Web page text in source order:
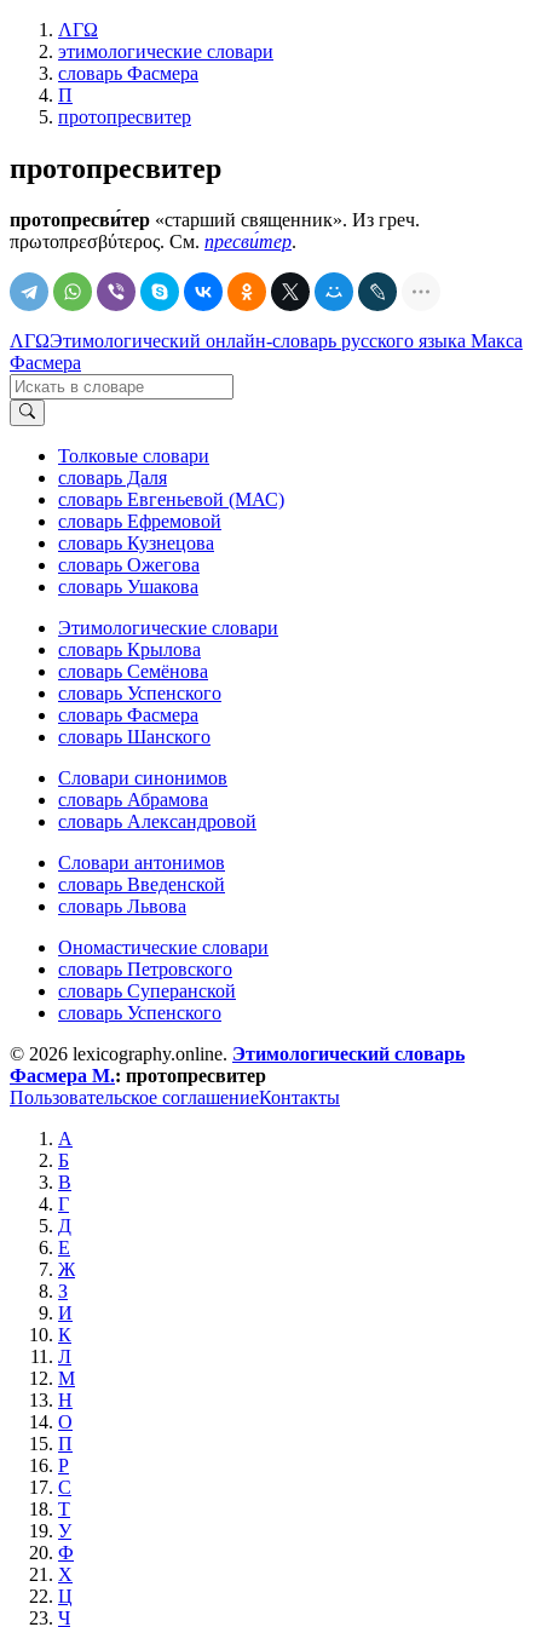
ΛΓΩ
этимологические словари
словарь Фасмера
П
протопресвитер
протопресвитер
протопресви́тер «старший священник». Из греч.
πρωτοπρεσβύτερος. См. пресви́тер.
ΛΓΩЭтимологический онлайн-словарь русского языка Макса
Фасмера
Толковые словари
словарь Даля
словарь Евгеньевой (МАС)
словарь Ефремовой
словарь Кузнецова
словарь Ожегова
словарь Ушакова
Этимологические словари
словарь Крылова
словарь Семёнова
словарь Успенского
словарь Фасмера
словарь Шанского
Словари синонимов
словарь Абрамова
словарь Александровой
Словари антонимов
словарь Введенской
словарь Львова
Ономастические словари
словарь Петровского
словарь Суперанской
словарь Успенского
© 2026 lexicography.online. Этимологический словарь
Фасмера М.: протопресвитер
Пользовательское соглашениеКонтакты
А
Б
В
Г
Д
Е
Ж
З
И
К
Л
М
Н
О
П
Р
С
Т
У
Ф
Х
Ц
Ч